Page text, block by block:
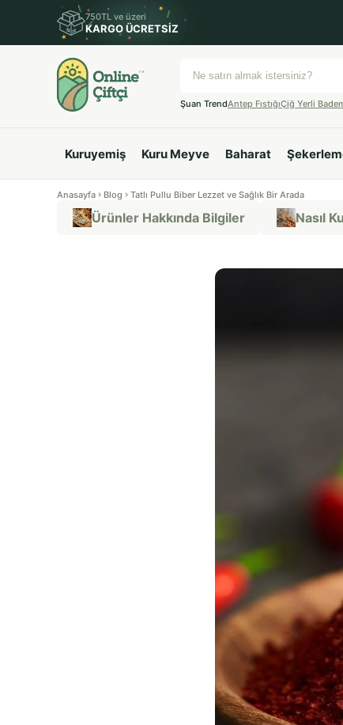
750TL ve üzeri
KARGO ÜCRETSİZ
Şuan TrendAntep FıstığıÇiğ Yerli
Kuruyemiş Kuru Meyve Baharat
Anasayfa Blog Tatlı Pullu Biber Lezzet ve Sağlık Bir Arada
Ürünler Hakkında Bilgiler Nasıl